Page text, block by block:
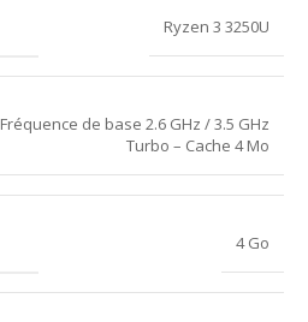
Ryzen 3 3250U
Fréquence de base 2.6 GHz / 3.5 GHz
Turbo – Cache 4 Mo
4 Go